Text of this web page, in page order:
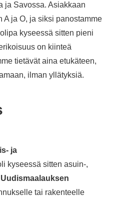
ja Savossa. Asiakkaan
ja O, ja siksi panostamme
kyseessä sitten pieni
on kiinteä
tietävät aina etukäteen,
ilman yllätyksiä.
ja
kyseessä sitten asuin-,
Uudismaalauksen
tai rakenteelle